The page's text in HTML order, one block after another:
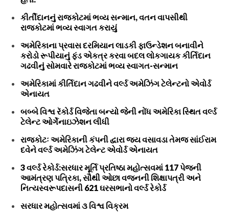
કીર્તીદાનનું રાજકોટમાં ભવ્ય સન્માન, વતન વાપસીથી
રાજકોટમાં ભવ્ય સ્વાગત કરાયું
અમેરિકાના પ્રવાસ દરમિયાન લાડકી ફાઉન્ડેશન બનાવીને
કરોડો રૂપીયાનું ફંડ એકત્ર કરવા બદલ લોકગાયક કીર્તિદાન
ગઢવીનું સોમવારે રાજકોટમાં ભવ્ય સ્વાગત-સન્માન
અમેરિકામાં કીર્તિદાન ગઢવીને વર્લ્ડ અમેઝિંગ ટેલેન્ટનો એવોર્ડ
એનાયત
બબ્બે વિશ્વ રૅકોર્ડ વિજેતા બન્યો જેની નોંધ અમેરિકા સ્થિત વર્લ્ડ
ટેલેન્ટ ઓર્ગેનાઇઝેશન લીધી
રાજકોટઃ અમેરિકાની કંપની દ્વારા જય વસાવડા તેમજ સાંઈરામ
દવેને વર્લ્ડ અમેઝિંગ ટેલેન્ટ એવોર્ડ એનાયત
3 વર્લ્ડ રેકોર્ડ:સરધાર મૂર્તિ પ્રતિષ્ઠા મહોત્સવમાં 117 પેજની
આમંત્રણ પત્રિકા, સૌથી ઓછા વજનની શિક્ષાપત્રી અને
નિત્યસ્વરૂપદાસની 621 ઘરસભાનો વર્લ્ડ રેકોર્ડ
સરધાર મહોત્સવમાં ૩ વિશ્વ વિક્રમ